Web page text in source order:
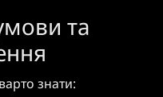
та
знати: